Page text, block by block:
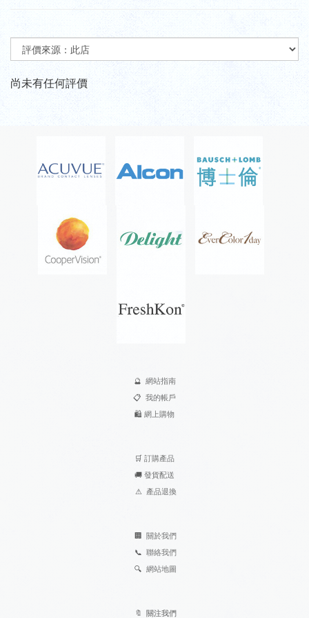
尚未有任何評價
🔮 網站指南
📋 我的帳戶
🛍️ 網上購物
🛒 訂購產品
🚚 發貨配送
⚠ 產品退換
🏢 關於我們
📞 聯絡我們
🔍 網站地圖
🔖 關注我們